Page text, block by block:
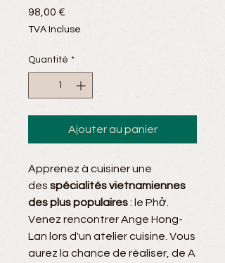
98,00 €
TVA Incluse
Quantité *
Ajouter au panier
Apprenez à cuisiner une
des spécialités vietnamiennes
des plus populaires: le Phở.
Venez rencontrer Ange Hong-
Lan lors d'un atelier cuisine. Vous
aurez la chance de réaliser, de A